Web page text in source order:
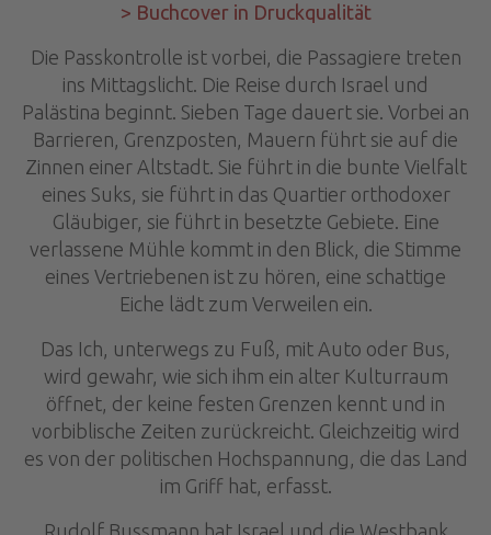
> Buchcover in Druckqualität
Die Passkontrolle ist vorbei, die Passagiere treten
ins Mittagslicht. Die Reise durch Israel und
Palästina beginnt. Sieben Tage dauert sie. Vorbei an
Barrieren, Grenzposten, Mauern führt sie auf die
Zinnen einer Altstadt. Sie führt in die bunte Vielfalt
eines Suks, sie führt in das Quartier orthodoxer
Gläubiger, sie führt in besetzte Gebiete. Eine
verlassene Mühle kommt in den Blick, die Stimme
eines Vertriebenen ist zu hören, eine schattige
Eiche lädt zum Verweilen ein.
Das Ich, unterwegs zu Fuß, mit Auto oder Bus,
wird gewahr, wie sich ihm ein alter Kulturraum
öffnet, der keine festen Grenzen kennt und in
vorbiblische Zeiten zurückreicht. Gleichzeitig wird
es von der politischen Hochspannung, die das Land
im Griff hat, erfasst.